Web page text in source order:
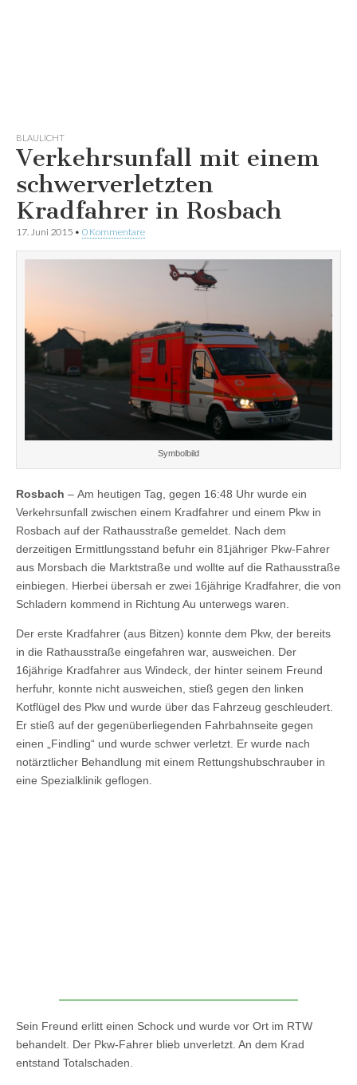
BLAULICHT
Verkehrsunfall mit einem
schwerverletzten
Kradfahrer in Rosbach
17. Juni 2015 • 0 Kommentare
Symbolbild
Rosbach – Am heutigen Tag, gegen 16:48 Uhr wurde ein
Verkehrsunfall zwischen einem Kradfahrer und einem Pkw in
Rosbach auf der Rathausstraße gemeldet. Nach dem
derzeitigen Ermittlungsstand befuhr ein 81jähriger Pkw-Fahrer
aus Morsbach die Marktstraße und wollte auf die Rathausstraße
einbiegen. Hierbei übersah er zwei 16jährige Kradfahrer, die von
Schladern kommend in Richtung Au unterwegs waren.
Der erste Kradfahrer (aus Bitzen) konnte dem Pkw, der bereits
in die Rathausstraße eingefahren war, ausweichen. Der
16jährige Kradfahrer aus Windeck, der hinter seinem Freund
herfuhr, konnte nicht ausweichen, stieß gegen den linken
Kotflügel des Pkw und wurde über das Fahrzeug geschleudert.
Er stieß auf der gegenüberliegenden Fahrbahnseite gegen
einen „Findling“ und wurde schwer verletzt. Er wurde nach
notärztlicher Behandlung mit einem Rettungshubschrauber in
eine Spezialklinik geflogen.
Sein Freund erlitt einen Schock und wurde vor Ort im RTW
behandelt. Der Pkw-Fahrer blieb unverletzt. An dem Krad
entstand Totalschaden.